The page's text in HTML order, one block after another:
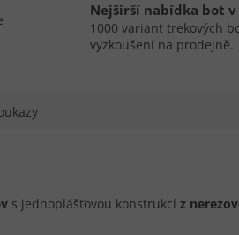
Nejširší nabídka bot v
1000 variant trekových
vyzkoušení na prodejně.
s jednoplášťovou konstrukcí z